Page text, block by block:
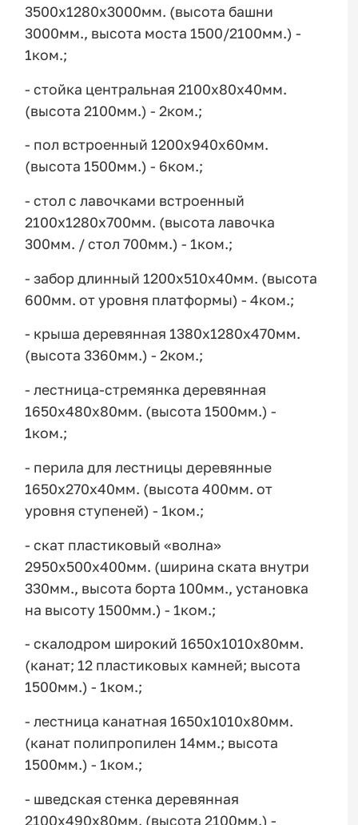
3500х1280х3000мм. (высота башни
3000мм., высота моста 1500/2100мм.) -
1ком.;
- стойка центральная 2100х80х40мм.
(высота 2100мм.) - 2ком.;
- пол встроенный 1200х940х60мм.
(высота 1500мм.) - 6ком.;
- стол с лавочками встроенный
2100х1280х700мм. (высота лавочка
300мм. / стол 700мм.) - 1ком.;
- забор длинный 1200х510х40мм. (высота
600мм. от уровня платформы) - 4ком.;
- крыша деревянная 1380х1280х470мм.
(высота 3360мм.) - 2ком.;
- лестница-стремянка деревянная
1650х480х80мм. (высота 1500мм.) -
1ком.;
- перила для лестницы деревянные
1650х270х40мм. (высота 400мм. от
уровня ступеней) - 1ком.;
- скат пластиковый «волна»
2950х500х400мм. (ширина ската внутри
330мм., высота борта 100мм., установка
на высоту 1500мм.) - 1ком.;
- скалодром широкий 1650х1010х80мм.
(канат; 12 пластиковых камней; высота
1500мм.) - 1ком.;
- лестница канатная 1650х1010х80мм.
(канат полипропилен 14мм.; высота
1500мм.) - 1ком.;
- шведская стенка деревянная
2100х490х80мм. (высота 2100мм.) -